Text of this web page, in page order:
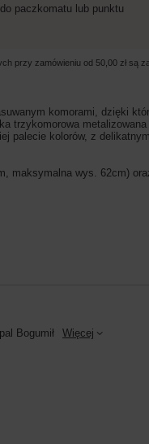
paczkomatu lub punktu
przy zamówieniu od 50,00 zł są
komorami, dzięki
trzykomorowa
palecie kolorów, z
maksymalna wys. 62cm)
Bogumił Więcej